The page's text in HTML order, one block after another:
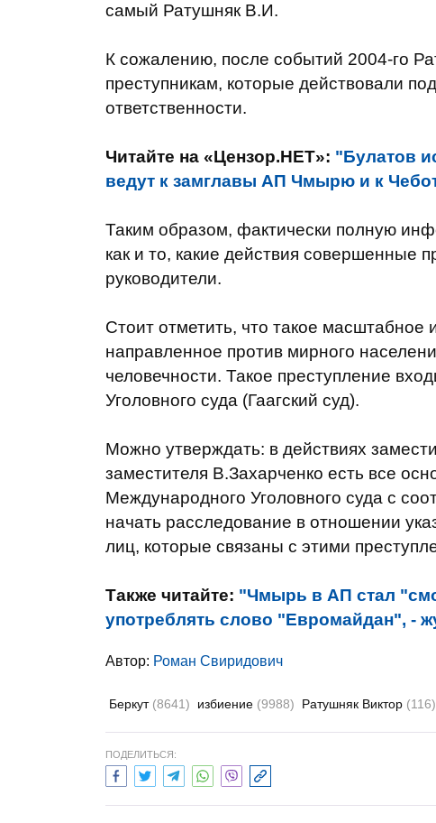
самый Ратушняк В.И.
К сожалению, после событий 2004-го
преступникам, которые действовали
ответственности.
Читайте на «Цензор.НЕТ»: "Булатов
ведут к замглавы АП Чмырю и к
Таким образом, фактически полную
как и то, какие действия совершенные
руководители.
Стоит отметить, что такое масштабное
направленное против мирного
человечности. Такое преступление
Уголовного суда (Гаагский суд).
Можно утверждать: в действиях
заместителя В.Захарченко есть все
Международного Уголовного суда с
начать расследование в отношении
лиц, которые связаны с этими
Также читайте: "Чмырь в АП стал
употреблять слово "Евромайдан", -
Автор: Роман Свиридович
Беркут (8641) избиение (9988) Ратушняк Виктор (116)
ПОДЕЛИТЬСЯ: